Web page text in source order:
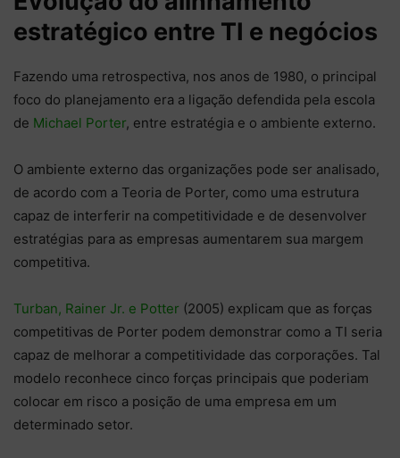
estratégico entre TI e negócios
Fazendo uma retrospectiva, nos anos de 1980, o principal
foco do planejamento era a ligação defendida pela escola
de Michael Porter, entre estratégia e o ambiente externo.
O ambiente externo das organizações pode ser analisado,
de acordo com a Teoria de Porter, como uma estrutura
capaz de interferir na competitividade e de desenvolver
estratégias para as empresas aumentarem sua margem
competitiva.
Turban, Rainer Jr. e Potter (2005) explicam que as forças
competitivas de Porter podem demonstrar como a TI seria
capaz de melhorar a competitividade das corporações. Tal
modelo reconhece cinco forças principais que poderiam
colocar em risco a posição de uma empresa em um
determinado setor.